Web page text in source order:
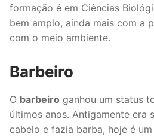
formação é em Ciências
bem amplo, ainda mais com a
com o meio ambiente.
Barbeiro
O barbeiro ganhou um status
últimos anos. Antigamente era
cabelo e fazia barba, hoje é